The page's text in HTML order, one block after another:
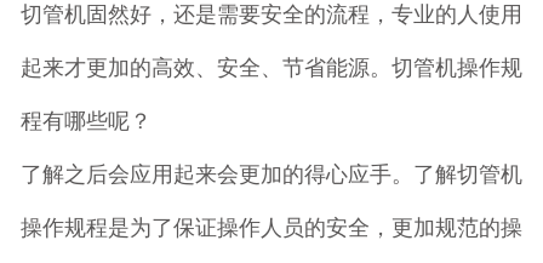
联系我们 
切管机固然好，还是需要安全的流程，专业的人使用
起来才更加的高效、安全、节省能源。切管机操作规
程有哪些呢？
了解之后会应用起来会更加的得心应手。了解切管机
操作规程是为了保证操作人员的安全，更加规范的操